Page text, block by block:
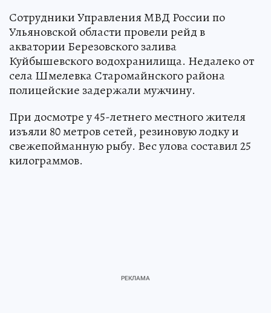
Сотрудники Управления МВД России по
Ульяновской области провели рейд в
акватории Березовского залива
Куйбышевского водохранилища. Недалеко от
села Шмелевка Старомайнского района
полицейские задержали мужчину.
При досмотре у 45-летнего местного жителя
изъяли 80 метров сетей, резиновую лодку и
свежепойманную рыбу. Вес улова составил 25
килограммов.